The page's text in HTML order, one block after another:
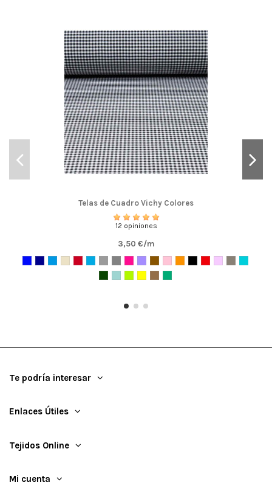
Telas de Cuadro Vichy Colores
12 opiniones
3,50 €/m
Te podría interesar
Enlaces Útiles
Tejidos Online
Mi cuenta